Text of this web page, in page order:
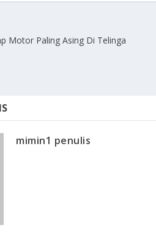
Motor Paling Asing Di Telinga
mimin1 penulis